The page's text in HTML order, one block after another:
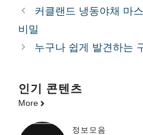
리
그
커클랜드 냉동야채 마
비밀
누구나 쉽게 발견하는
인기 콘텐츠
More
정보모음